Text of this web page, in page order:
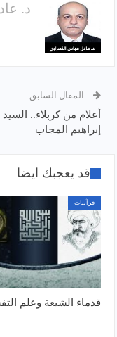
د.
المقال السابق
أعلام من كربلاء.. السيد
إبراهيم المجاب
قد يعجبك ايضا
قرآنيات
قدماء الشيعة وعلم